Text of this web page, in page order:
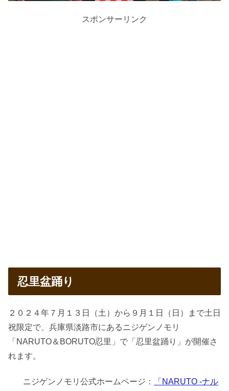
スポンサーリンク
忍里盆踊り
２０２４年７月１３日（土）から９月１日（日）まで土日
祝限定で、兵庫県淡路市にあるニジゲンノモリ
「NARUTO＆BORUTO忍里」で「忍里盆踊り」が開催さ
れます。
ニジゲンノモリ公式ホームページ： 「NARUTO -ナル